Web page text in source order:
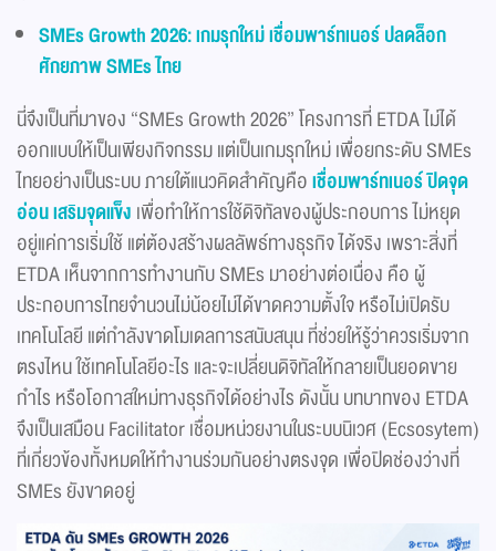
SMEs Growth2026: เกมรุกใหม่ เชื่อมพาร์ทเนอร์ ปลดล็อก
ศักยภาพSMEsไทย
นี่จึงเป็นที่มาของ “SMEs Growth 2026” โครงการที่ ETDA ไม่ได้
ออกแบบให้เป็นเพียงกิจกรรม แต่เป็นเกมรุกใหม่ เพื่อยกระดับ SMEs
ไทยอย่างเป็นระบบ ภายใต้แนวคิดสำคัญคือเชื่อมพาร์ทเนอร์ ปิดจุด
อ่อน เสริมจุดแข็ง เพื่อทำให้การใช้ดิจิทัลของผู้ประกอบการ ไม่หยุด
อยู่แค่การเริ่มใช้ แต่ต้องสร้างผลลัพธ์ทางธุรกิจ ได้จริง เพราะสิ่งที่
ETDA เห็นจากการทำงานกับ SMEs มาอย่างต่อเนื่อง คือ ผู้
ประกอบการไทยจำนวนไม่น้อยไม่ได้ขาดความตั้งใจ หรือไม่เปิดรับ
เทคโนโลยี แต่กำลังขาดโมเดลการสนับสนุน ที่ช่วยให้รู้ว่าควรเริ่มจาก
ตรงไหน ใช้เทคโนโลยีอะไร และจะเปลี่ยนดิจิทัลให้กลายเป็นยอดขาย
กำไร หรือโอกาสใหม่ทางธุรกิจได้อย่างไร ดังนั้น บทบาทของ ETDA
จึงเป็นเสมือน Facilitator เชื่อมหน่วยงานในระบบนิเวศ (Ecsosytem)
ที่เกี่ยวข้องทั้งหมดให้ทำงานร่วมกันอย่างตรงจุด เพื่อปิดช่องว่างที่
SMEs ยังขาดอยู่